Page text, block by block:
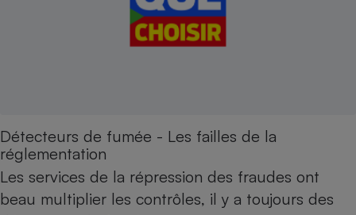
Détecteurs de fumée - Les failles de la
réglementation
Les services de la répression des fraudes ont
beau multiplier les contrôles, il y a toujours des